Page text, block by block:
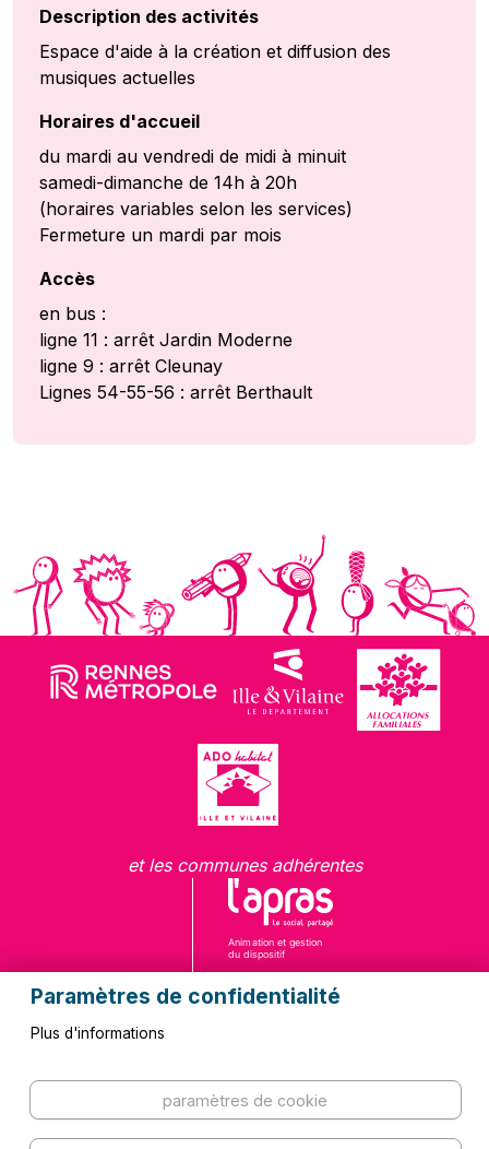
Description des activités
Espace d'aide à la création et diffusion des
musiques actuelles
Horaires d'accueil
du mardi au vendredi de midi à minuit
samedi-dimanche de 14h à 20h
(horaires variables selon les services)
Fermeture un mardi par mois
Accès
en bus :
ligne 11 : arrêt Jardin Moderne
ligne 9 : arrêt Cleunay
Lignes 54-55-56 : arrêt Berthault
Paramètres de confidentialité
Plus d'informations
paramètres de cookie
et les communes adhérentes
Kit de communication
Mentions légales